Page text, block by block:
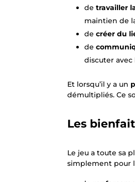
detravailler
maintien de
decréer du
de
discuter avec
Et lorsqu’il y a un
démultipliés. Ce
Les
Le jeu a toute sa
simplement pour